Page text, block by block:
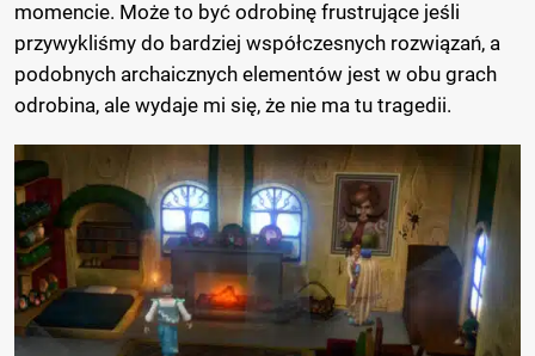
momencie. Może to być odrobinę frustrujące jeśli
przywykliśmy do bardziej współczesnych rozwiązań, a
podobnych archaicznych elementów jest w obu grach
odrobina, ale wydaje mi się, że nie ma tu tragedii.